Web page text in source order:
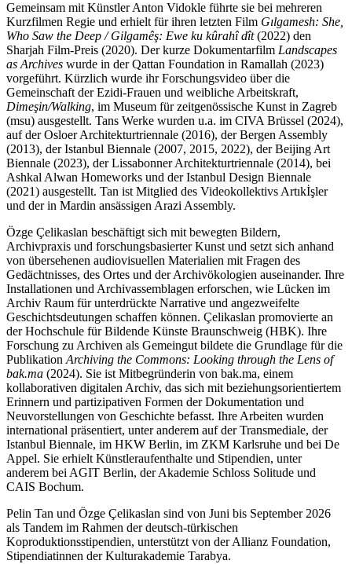
Gemeinsam mit Künstler Anton Vidokle führte sie bei mehreren
Kurzfilmen Regie und erhielt für ihren letzten Film Gılgamesh: She,
Who Saw the Deep / Gilgamêş: Ewe ku kûrahî dît(2022) den
Sharjah Film-Preis (2020). Der kurze Dokumentarfilm Landscapes
as Archives wurde in der Qattan Foundation in Ramallah (2023)
vorgeführt. Kürzlich wurde ihr Forschungsvideo über die
Gemeinschaft der Ezidi-Frauen und weibliche Arbeitskraft,
Dimeşin/Walking, im Museum für zeitgenössische Kunst in Zagreb
(msu) ausgestellt. Tans Werke wurden u.a. im CIVA Brüssel (2024),
auf der Osloer Architekturtriennale (2016), der Bergen Assembly
(2013), der Istanbul Biennale (2007, 2015, 2022), der Beijing Art
Biennale (2023), der Lissabonner Architekturtriennale (2014), bei
Ashkal Alwan Homeworks und der Istanbul Design Biennale
(2021) ausgestellt. Tan ist Mitglied des Videokollektivs Artıkİşler
und der in Mardin ansässigen Arazi Assembly.
Özge Çelikaslan beschäftigt sich mit bewegten Bildern,
Archivpraxis und forschungsbasierter Kunst und setzt sich anhand
von übersehenen audiovisuellen Materialien mit Fragen des
Gedächtnisses, des Ortes und der Archivökologien auseinander. Ihre
Installationen und Archivassemblagen erforschen, wie Lücken im
Archiv Raum für unterdrückte Narrative und angezweifelte
Geschichtsdeutungen schaffen können. Çelikaslan promovierte an
der Hochschule für Bildende Künste Braunschweig (HBK). Ihre
Forschung zu Archiven als Gemeingut bildete die Grundlage für die
Publikation Archiving the Commons: Looking through the Lens of
bak.ma (2024). Sie ist Mitbegründerin von bak.ma, einem
kollaborativen digitalen Archiv, das sich mit beziehungsorientiertem
Erinnern und partizipativen Formen der Dokumentation und
Neuvorstellungen von Geschichte befasst. Ihre Arbeiten wurden
international präsentiert, unter anderem auf der Transmediale, der
Istanbul Biennale, im HKW Berlin, im ZKM Karlsruhe und bei De
Appel. Sie erhielt Künstleraufenthalte und Stipendien, unter
anderem bei AGIT Berlin, der Akademie Schloss Solitude und
CAIS Bochum.
Pelin Tan und Özge Çelikaslan sind von Juni bis September 2026
als Tandem im Rahmen der deutsch-türkischen
Koproduktionsstipendien, unterstützt von der Allianz Foundation,
Stipendiatinnen der Kulturakademie Tarabya.